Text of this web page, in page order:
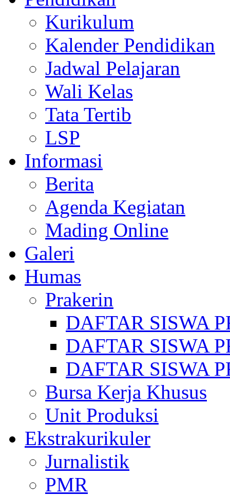
Kurikulum
Kalender Pendidikan
Jadwal Pelajaran
Wali Kelas
Tata Tertib
LSP
Informasi
Berita
Agenda Kegiatan
Mading Online
Galeri
Humas
Prakerin
DAFTAR SISWA
DAFTAR SISWA
DAFTAR SISWA
Bursa Kerja Khusus
Unit Produksi
Ekstrakurikuler
Jurnalistik
PMR